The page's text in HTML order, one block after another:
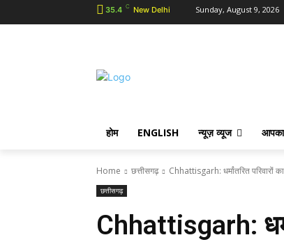
35.4 C New Delhi Sunday, August 9, 2026
होम ENGLISH न्यूज़ व्यूज
Home छत्तीसगढ़ Chhattisgarh: धर्मांतरित परिवारों
छत्तीसगढ़
Chhattisgarh: